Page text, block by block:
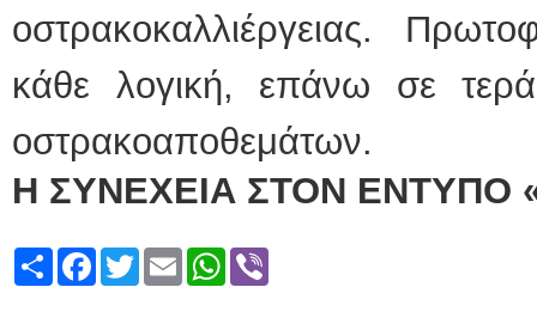
οστρακοκαλλιέργειας.
κάθε λογική, επάνω σε
οστρακοαποθεμάτων.
Η ΣΥΝΕΧΕΙΑ ΣΤΟΝ ΕΝΤΥΠΟ
ShareFacebook
TwitterEmailWhatsApp